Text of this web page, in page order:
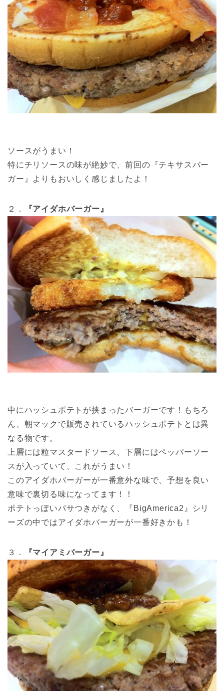
ソースがうまい！
特にチリソースの味が絶妙で、前回の『テキサスバー
ガー』よりもおいしく感じましたよ！
２． 『アイダホバーガー』
中にハッシュポテトが挟まったバーガーです！もちろ
ん、朝マックで販売されているハッシュポテトとは異
なる物です。
上層には粒マスタードソース、下層にはペッパーソー
スが入っていて、これがうまい！
このアイダホバーガーが一番意外な味で、予想を良い
意味で裏切る味になってます！！
ポテトっぽいパサつきがなく、『BigAmerica2』シリ
ーズの中ではアイダホバーガーが一番好きかも！
３． 『マイアミバーガー』